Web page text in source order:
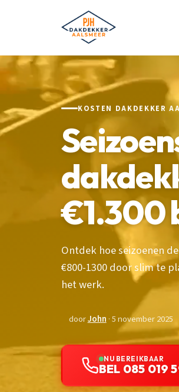
KOSTEN DAKDEKKER
€1.300
Ontdek hoe seizoenen
€800-1300 door slim te
het werk.
doorJohn · 5 november 2025
NU BEREIKBAAR
BEL 085 019